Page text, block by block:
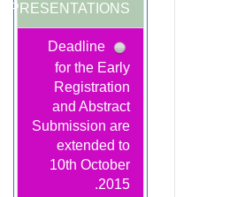
PRESENTATIONS!
Deadline
for the Early
Registration
and Abstract
Submission are
extended to
10th October
2015.